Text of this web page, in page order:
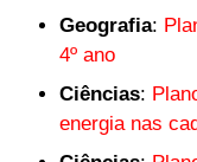
Geografia:
4º ano
Ciências:
energia nas